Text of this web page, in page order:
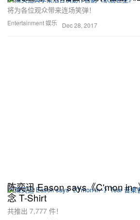
Entertainment 娱乐
将为各位观众带来连场笑弹！
Dec 28, 2017
陈奕迅 Eason says《C'mon
念 T-Shirt
共推出 7,777 件！